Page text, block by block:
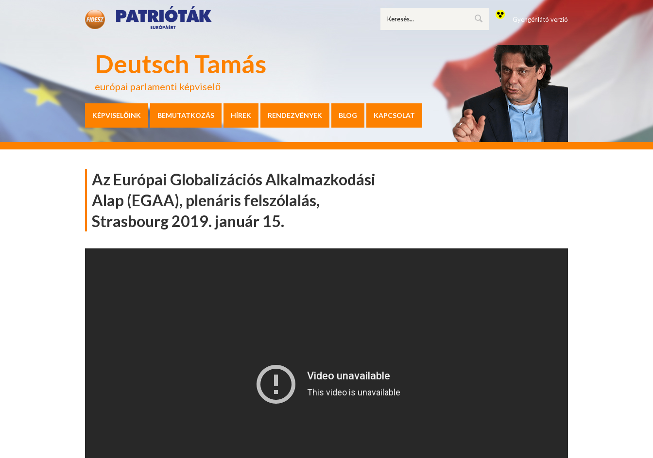
Deutsch Tamás
európai parlamenti képviselő
Gyengénlátó verzió
KÉPVISELŐINK BEMUTATKOZÁS HÍREK RENDEZVÉNYEK BLOG KAPCSOLAT
Az Európai Globalizációs Alkalmazkodási
Alap (EGAA), plenáris felszólalás,
Strasbourg 2019. január 15.